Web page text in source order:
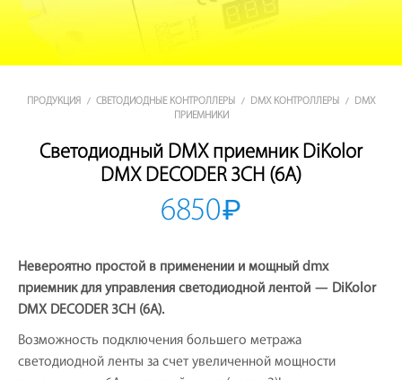
ПРОДУКЦИЯ / СВЕТОДИОДНЫЕ КОНТРОЛЛЕРЫ / DMX КОНТРОЛЛЕРЫ /
DMX
ПРИЕМНИКИ
Светодиодный DMX приемник DiKolor
DMX DECODER 3CH (6A)
6850₽
Невероятно простой в применении и мощный dmx
приемник для управления светодиодной лентой — DiKolor
DMX DECODER 3CH (6A).
Возможность подключения большего метража
светодиодной ленты за счет увеличенной мощности